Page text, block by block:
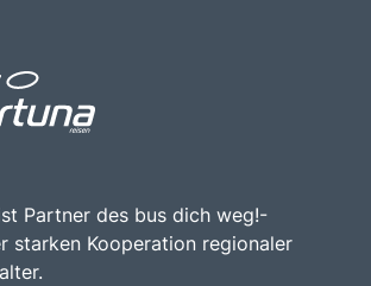
Partner des bus dich weg!-
starken Kooperation regionaler